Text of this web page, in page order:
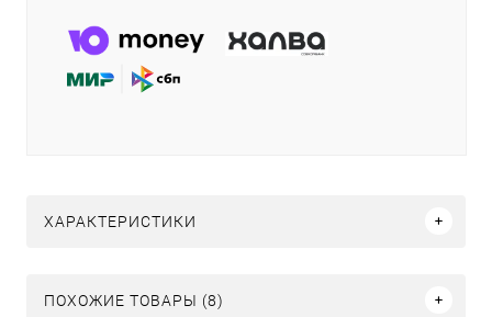
ХАРАКТЕРИСТИКИ
ПОХОЖИЕ ТОВАРЫ (8)